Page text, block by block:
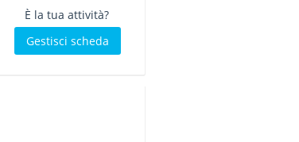
È la tua attività?
Gestisci scheda